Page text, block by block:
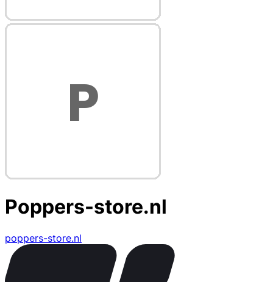
Poppers-store.nl
poppers-store.nl